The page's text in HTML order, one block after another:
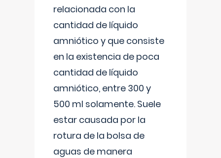
relacionada con la
cantidad de líquido
amniótico y que consiste
en la existencia de poca
cantidad de líquido
amniótico, entre 300 y
500 ml solamente. Suele
estar causada por la
rotura de la bolsa de
aguas de manera